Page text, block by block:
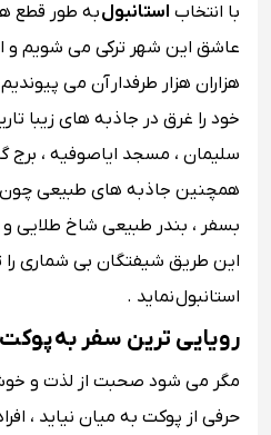
با انتخاب استانبولبه طور قطع
عاشق این شهر ترکی می شویم و
هزاران هزار طرفدار آن می
خود را غرق در جاذبه های زیبا
سلیمان ، مسجد ایاصوفیه ، برج
همچنین جاذبه های طبیعی چون
بسفر ، بندر طبیعی شاخ طلایی و
این طریق شیفتگان بی شماری
استانبول نماید .
رویایی ترین سفر به پوکت
مگر می شود صحبت از لذت و
حرفی از پوکت به میان نیاید ،